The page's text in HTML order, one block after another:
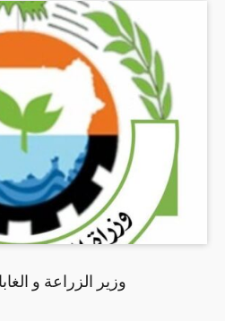
وزير الزراعة و